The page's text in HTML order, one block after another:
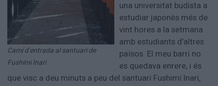
Camí d’entrada al santuari de
Fushimi Inari
una universitat budista a
estudiar japonès més de
vint hores a la setmana
amb estudiants d’altres
països. El meu barri no
es quedava enrere, i és
que visc a deu minuts a peu del santuari Fushimi Inari,